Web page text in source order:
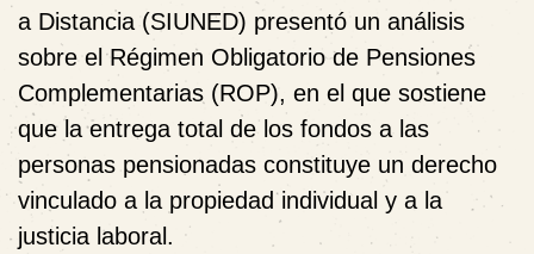
a Distancia (SIUNED) presentó un análisis
sobre el Régimen Obligatorio de Pensiones
Complementarias (ROP), en el que sostiene
que la entrega total de los fondos a las
personas pensionadas constituye un derecho
vinculado a la propiedad individual y a la
justicia laboral.